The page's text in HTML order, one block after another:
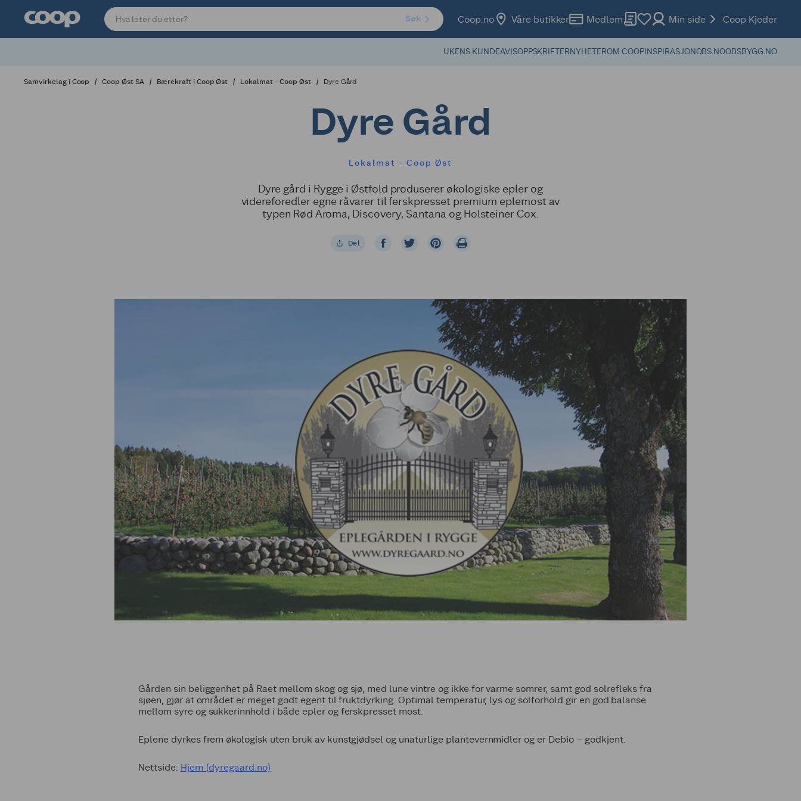
Søk Coop.no Våre butikker Medlem Min side Coop Kjeder
UKENS KUNDEAVISOPPSKRIFTERNYHETEROM COOPINSPIRASJONOBS.NOOBSBYGG.NO
Samvirkelag i Coop Coop Øst SA Bærekraft i Coop Øst Lokalmat - Coop Øst Dyre Gård
Dyre Gård
Lokalmat - Coop Øst
Dyre gård i Rygge i Østfold produserer økologiske epler og
videreforedler egne råvarer til ferskpresset premium eplemost av
typen Rød Aroma, Discovery, Santana og Holsteiner Cox.
Del
Gården sin beliggenhet på Raet mellom skog og sjø, med lune vintre og ikke for varme somrer, samt god solrefleks fra
sjøen, gjør at området er meget godt egent til fruktdyrking. Optimal temperatur, lys og solforhold gir en god balanse
mellom syre og sukkerinnhold i både epler og ferskpresset most.
Eplene dyrkes frem økologisk uten bruk av kunstgjødsel og unaturlige plantevernmidler og er Debio – godkjent.
Nettside: Hjem (dyregaard.no)